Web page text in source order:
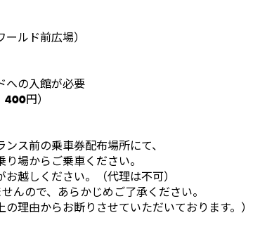
ルド前広場）
への入館が必要
円）
ス前の乗車券配布場所にて、
場からご乗車ください。
越しください。（代理は不可）
ので、あらかじめご了承ください。
理由からお断りさせていただいております。）